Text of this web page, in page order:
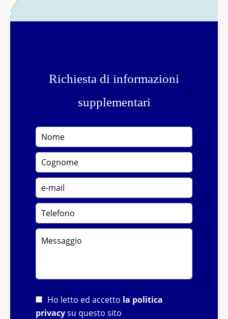
Richiesta di informazioni
supplementari
Ho letto ed accetto la politica
privacysu questo sito